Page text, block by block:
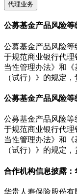
代理业务
公募基金产品风险等
公募基金产品风险
于规范商业银行代
当性管理办法》和《
（试行）》的规定
公募基金产品风险等
公募基金产品风险
于规范商业银行代
当性管理办法》和《
（试行）》的规定
合作机构信息披露
华贵人寿保险股份